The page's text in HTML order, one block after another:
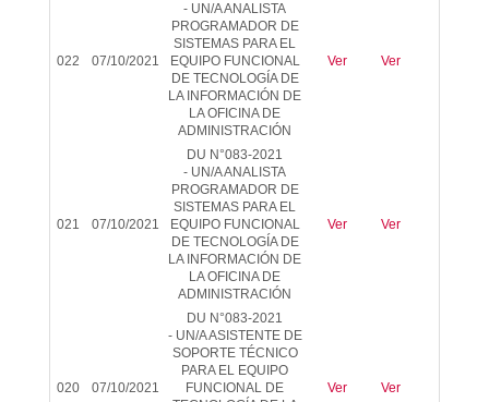
022 07/10/2021
- UN/A ANALISTA
PROGRAMADOR DE
SISTEMAS PARA EL
EQUIPO FUNCIONAL
DE TECNOLOGÍA DE
LA INFORMACIÓN DE
LA OFICINA DE
ADMINISTRACIÓN
Ver Ver
021 07/10/2021
DU N°083-2021
- UN/A ANALISTA
PROGRAMADOR DE
SISTEMAS PARA EL
EQUIPO FUNCIONAL
DE TECNOLOGÍA DE
LA INFORMACIÓN DE
LA OFICINA DE
ADMINISTRACIÓN
Ver Ver
020 07/10/2021
DU N°083-2021
- UN/A ASISTENTE DE
SOPORTE TÉCNICO
PARA EL EQUIPO
FUNCIONAL DE
Ver Ver